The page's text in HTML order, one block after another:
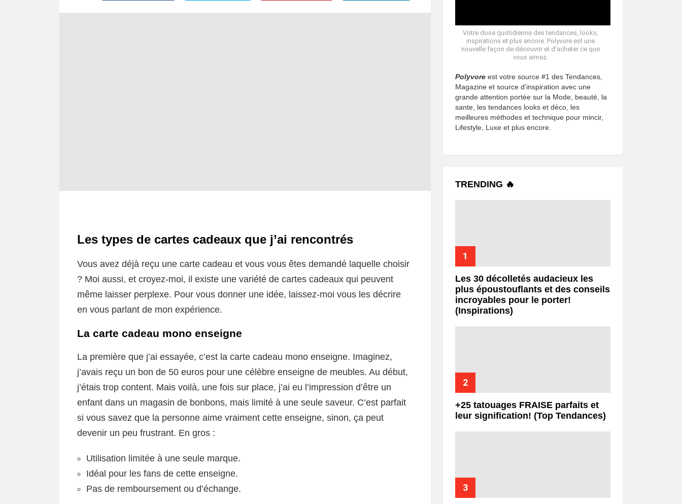
Les types de cartes cadeaux que j’ai rencontrés
Vous avez déjà reçu une carte cadeau et vous vous êtes demandé laquelle choisir
? Moi aussi, et croyez-moi, il existe une variété de cartes cadeaux qui peuvent
même laisser perplexe. Pour vous donner une idée, laissez-moi vous les décrire
en vous parlant de mon expérience.
La carte cadeau mono enseigne
La première que j’ai essayée, c’est la carte cadeau mono enseigne. Imaginez,
j’avais reçu un bon de 50 euros pour une célèbre enseigne de meubles. Au début,
j’étais trop content. Mais voilà, une fois sur place, j’ai eu l’impression d’être un
enfant dans un magasin de bonbons, mais limité à une seule saveur. C’est parfait
si vous savez que la personne aime vraiment cette enseigne, sinon, ça peut
devenir un peu frustrant. En gros :
Utilisation limitée à une seule marque.
Idéal pour les fans de cette enseigne.
Pas de remboursement ou d’échange.
Votre dose quotidienne des tendances, looks,
inspirations et plus encore. Polyvore est une
nouvelle façon de découvrir et d’acheter ce que
vous aimez.
Polyvore est votre source #1 des Tendances,
Magazine et source d’inspiration avec une
grande attention portée sur la Mode, beauté, la
sante, les tendances looks et déco, les
meilleures méthodes et technique pour mincir,
Lifestyle, Luxe et plus encore.
TRENDING 🔥
Les 30 décolletés audacieux les
plus époustouflants et des conseils
incroyables pour le porter!
(Inspirations)
+25 tatouages ​​FRAISE parfaits et
leur signification! (Top Tendances)